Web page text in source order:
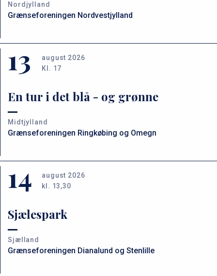
Nordjylland
Grænseforeningen Nordvestjylland
13
august 2026
Kl. 17
En tur i det blå - og grønne
Midtjylland
Grænseforeningen Ringkøbing og Omegn
14
august 2026
kl. 13,30
Sjælespark
Sjælland
Grænseforeningen Dianalund og Stenlille